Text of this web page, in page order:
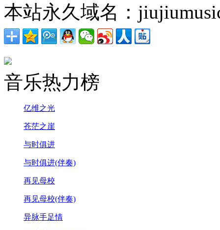
本站永久域名：
音乐热力榜
亿维之光
苍茫之崖
与时俱进
与时俱进(伴奏)
再见母校
再见母校(伴奏)
异脉手足情